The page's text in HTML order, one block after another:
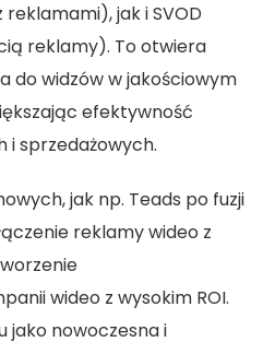
jak i SVOD
reklamy). To otwiera
do widzów w jakościowym
efektywność
i sprzedażowych.
jak np. Teads po fuzji
reklamy wideo z
wideo z wysokim ROI.
jako nowoczesna i